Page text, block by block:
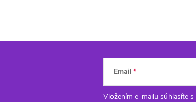
Email
Vložením e-mailu súhlasíte s